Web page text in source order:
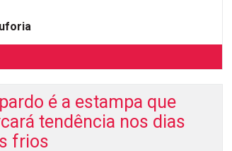
é a estampa que
tendência nos dias
frios